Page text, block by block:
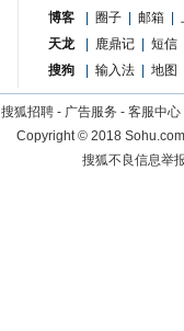
博客 圈子 邮箱
天龙
鹿鼎记
短信
搜狗
输入法 地图
搜狐招聘 - 广告服务 - 客服中心
Copyright©2018
搜狐不良信息举